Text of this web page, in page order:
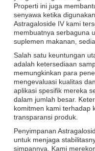
Properti ini juga
senyawa ketika
Astragaloside IV kami
membuatnya serbaguna
suplemen makanan,
Salah satu keuntungan
adalah ketersediaan
memungkinkan para
mengevaluasi kualitas
aplikasi spesifik mereka
dalam jumlah besar.
komitmen kami terhadap
transparansi produk.
Penyimpanan
untuk menjaga
simpannya. Kami